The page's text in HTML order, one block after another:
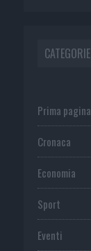
CATEGORIE
Prima pagina
Cronaca
Economia
Sport
Eventi